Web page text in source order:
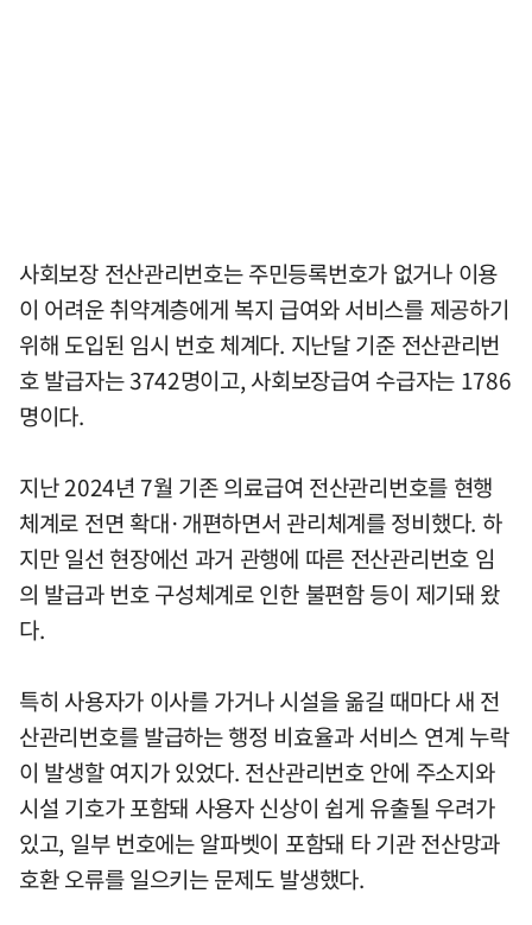
사회보장 전산관리번호는 주민등록번호가 없거나 이용
이 어려운 취약계층에게 복지 급여와 서비스를 제공하기
위해 도입된 임시 번호 체계다. 지난달 기준 전산관리번
호 발급자는 3742명이고, 사회보장급여 수급자는 1786
명이다.
지난 2024년 7월 기존 의료급여 전산관리번호를 현행
체계로 전면 확대·개편하면서 관리체계를 정비했다. 하
지만 일선 현장에선 과거 관행에 따른 전산관리번호 임
의 발급과 번호 구성체계로 인한 불편함 등이 제기돼 왔
다.
특히 사용자가 이사를 가거나 시설을 옮길 때마다 새 전
산관리번호를 발급하는 행정 비효율과 서비스 연계 누락
이 발생할 여지가 있었다. 전산관리번호 안에 주소지와
시설 기호가 포함돼 사용자 신상이 쉽게 유출될 우려가
있고, 일부 번호에는 알파벳이 포함돼 타 기관 전산망과
호환 오류를 일으키는 문제도 발생했다.